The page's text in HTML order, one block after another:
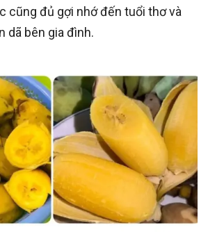
cũng đủ gợi nhớ đến tuổi thơ và
dã bên gia đình.